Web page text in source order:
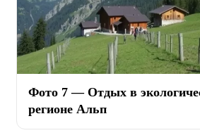
Фото 7 — Отдых в
регионе Альп